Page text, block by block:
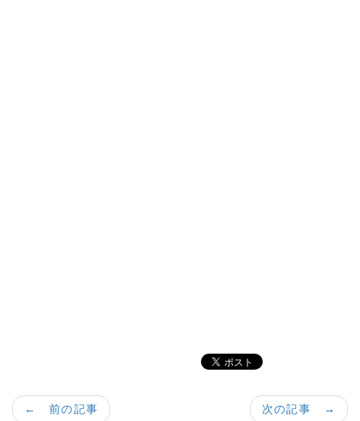
次の記事 →
← 前の記事